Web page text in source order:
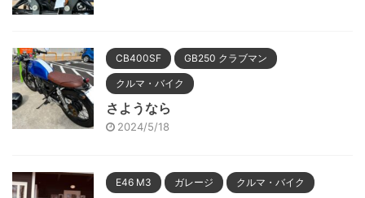
CB400SF GB250 クラブマン
クルマ・バイク
さようなら
2024/5/18
E46 M3 ガレージ クルマ・バイク